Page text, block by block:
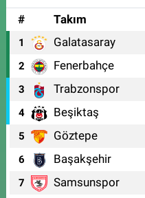
#
Takım
1 Galatasaray
2 Fenerbahçe
3 Trabzonspor
4 Beşiktaş
5 Göztepe
6 Başakşehir
7 Samsunspor